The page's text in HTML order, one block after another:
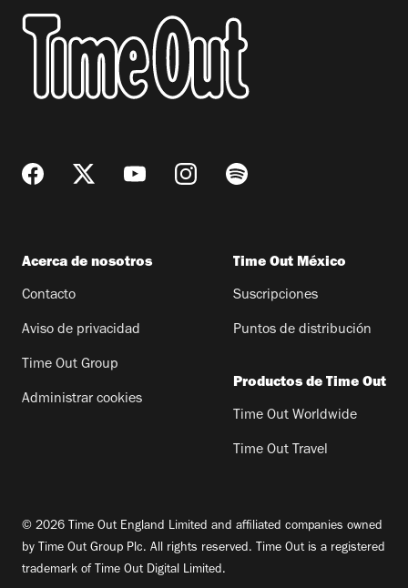
Acerca de nosotros
Contacto
Aviso de privacidad
Time Out Group
Administrar cookies
Time Out México
Suscripciones
Puntos de distribución
Productos de Time Out
Time Out Worldwide
Time Out Travel
© 2026 Time Out England Limited and affiliated companies owned
by Time Out Group Plc. All rights reserved. Time Out is a registered
trademark of Time Out Digital Limited.